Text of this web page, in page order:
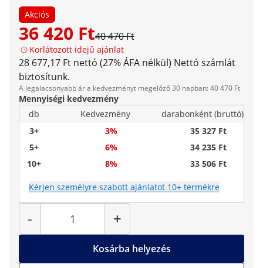
Akciós
36 420 Ft40 470 Ft
Korlátozott idejű ajánlat
28 677,17 Ft nettó (27% ÁFA nélkül) Nettó számlát
biztosítunk.
A legalacsonyabb ár a kedvezményt megelőző 30 napban: 40 470 Ft
Mennyiségi kedvezmény
db
Kedvezmény
darabonként (bruttó)
3+
3%
35 327 Ft
5+
6%
34 235 Ft
10+
8% 33 506 Ft
Kérjen személyre szabott ajánlatot 10+ termékre
-
Mennyiség
+
Kosárba helyezés